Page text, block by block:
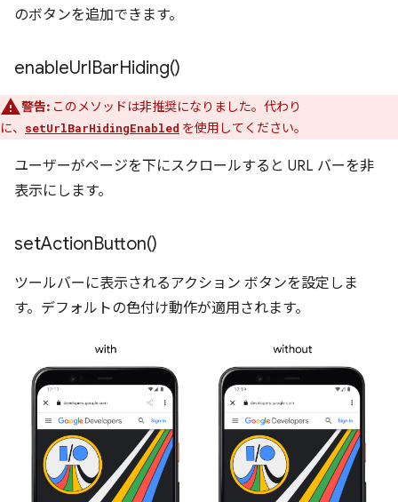
のボタンを追加できます。
enableUrlBarHiding()
警告: このメソッドは非推奨になりました。代わり
に、
setUrlBarHidingEnabled を使用してください。
ユーザーがページを下にスクロールすると URL バーを非
表示にします。
setActionButton()
ツールバーに表示されるアクション ボタンを設定しま
す。デフォルトの色付け動作が適用されます。